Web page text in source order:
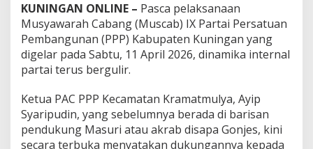
KUNINGAN ONLINE – Pasca pelaksanaan
Musyawarah Cabang (Muscab) IX Partai Persatuan
Pembangunan (PPP) Kabupaten Kuningan yang
digelar pada Sabtu, 11 April 2026, dinamika internal
partai terus bergulir.
Ketua PAC PPP Kecamatan Kramatmulya, Ayip
Syaripudin, yang sebelumnya berada di barisan
pendukung Masuri atau akrab disapa Gonjes, kini
secara terbuka menyatakan dukungannya kepada